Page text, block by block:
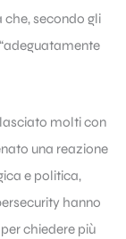
che, secondo gli
molti con
una reazione
e politica,
hanno
chiedere più